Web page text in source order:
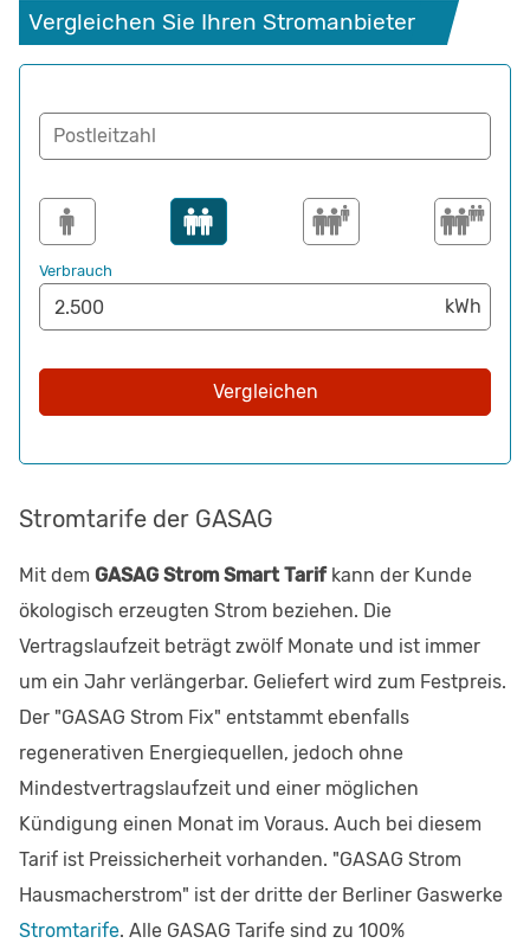
Vergleichen Sie Ihren Stromanbieter
Postleitzahl
Verbrauch
Vergleichen
Stromtarife der GASAG
Mit dem GASAG Strom Smart Tarifkann der Kunde
ökologisch erzeugten Strom beziehen. Die
Vertragslaufzeit beträgt zwölf Monate und ist immer
um ein Jahr verlängerbar. Geliefert wird zum Festpreis.
Der "GASAG Strom Fix" entstammt ebenfalls
regenerativen Energiequellen, jedoch ohne
Mindestvertragslaufzeit und einer möglichen
Kündigung einen Monat im Voraus. Auch bei diesem
Tarif ist Preissicherheit vorhanden. "GASAG Strom
Hausmacherstrom" ist der dritte der Berliner Gaswerke
Stromtarife. Alle GASAG Tarife sind zu 100%